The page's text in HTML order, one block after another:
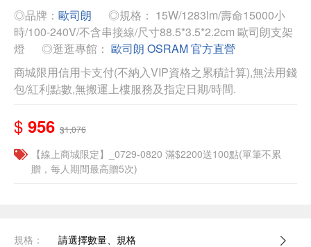
◎品牌： 歐司朗
◎規格： 15W/1283lm/壽命15000小
時/100-240V/不含串接線/尺寸88.5*3.5*2.2cm 歐司朗支架
燈
◎逛逛專館： 歐司朗 OSRAM 官方直營
商城限用信用卡支付(不納入VIP資格之累積計算),無法用錢
包/紅利點數,無搬運上樓服務及指定日期/時間.
$ 956 $1,076
【線上商城限定】_0729-0820 滿$2200送100點(單筆不累
贈，每人期間最高贈5次)
規格： 請選擇數量、規格